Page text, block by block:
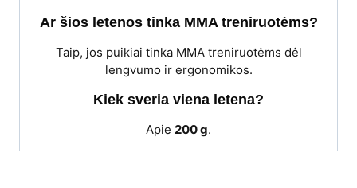
Ar šios letenos tinka MMA treniruotėms?
Taip, jos puikiai tinka MMA treniruotėms dėl
lengvumo ir ergonomikos.
Kiek sveria viena letena?
Apie 200 g.